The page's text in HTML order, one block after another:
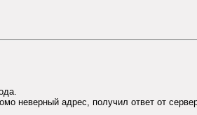
неверный адрес, получил ответ от